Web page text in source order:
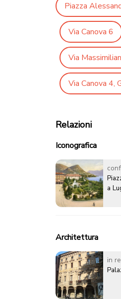
Piazza
Via Canova 6
Via
Via Canova 4,
Relazioni
Iconografica
a
Architettura
in